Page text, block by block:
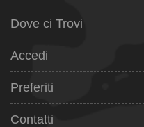
Dove ci Trovi
Accedi
Preferiti
Contatti